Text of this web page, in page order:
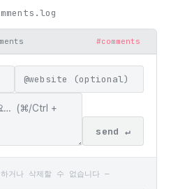
#comments
@
send ↵
거나 삭제할 수 없습니다 —